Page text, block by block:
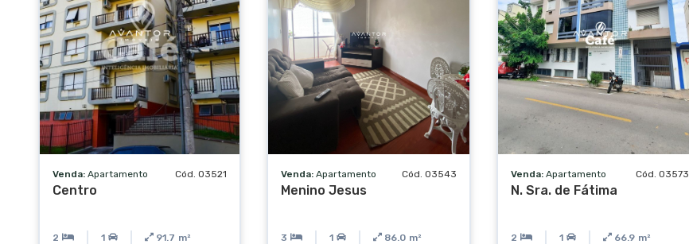
Venda: Apartamento Cód. 03521
Centro
2 1 91.7 m²
Venda: Apartamento Cód. 03543
Menino Jesus
3 1 86.0 m²
Venda: Apartamento Cód. 03573
N. Sra. de Fátima
2 1 66.9 m²